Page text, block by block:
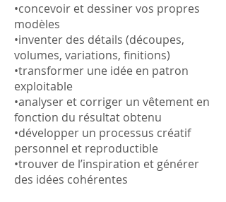
•concevoir et dessiner vos propres
modèles
•inventer des détails (découpes,
volumes, variations, finitions)
•transformer une idée en patron
exploitable
•analyser et corriger un vêtement en
fonction du résultat obtenu
•développer un processus créatif
personnel et reproductible
•trouver de l’inspiration et générer
des idées cohérentes